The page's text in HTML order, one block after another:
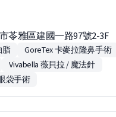
苓雅區建國一路97號2-3F
脂
GoreTex 卡麥拉隆鼻手術
Vivabella 薇貝拉 / 魔法針
袋手術